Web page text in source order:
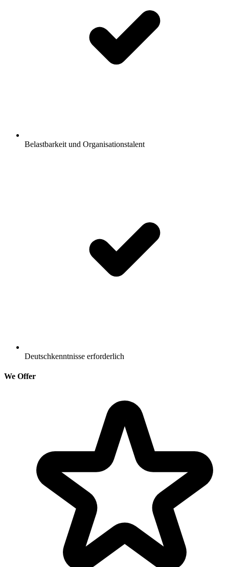
Belastbarkeit und Organisationstalent
Deutschkenntnisse erforderlich
We Offer